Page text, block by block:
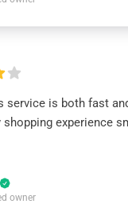
service is both fast
shopping experience
owner